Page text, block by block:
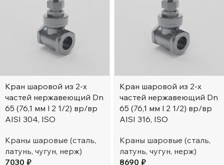
Кран шаровой из 2-х
частей нержавеющий Dn
65 (76,1 мм l 2 1/2) вр/вр
AISI 304, ISO
Краны шаровые (сталь,
латунь, чугун, нерж)
7030 ₽
Кран шаровой из 2-х
частей нержавеющий Dn
65 (76,1 мм l 2 1/2) вр/вр
AISI 316, ISO
Краны шаровые (сталь,
латунь, чугун, нерж)
8690 ₽